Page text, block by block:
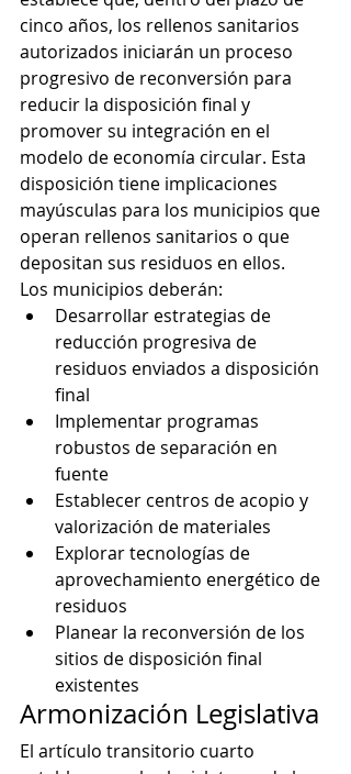
cinco años, los rellenos sanitarios
autorizados iniciarán un proceso
progresivo de reconversión para
reducir la disposición final y
promover su integración en el
modelo de economía circular. Esta
disposición tiene implicaciones
mayúsculas para los municipios que
operan rellenos sanitarios o que
depositan sus residuos en ellos.
Los municipios deberán:
Desarrollar estrategias de
reducción progresiva de
residuos enviados a disposición
final
Implementar programas
robustos de separación en
fuente
Establecer centros de acopio y
valorización de materiales
Explorar tecnologías de
aprovechamiento energético de
residuos
Planear la reconversión de los
sitios de disposición final
existentes
Armonización Legislativa
El artículo transitorio cuarto